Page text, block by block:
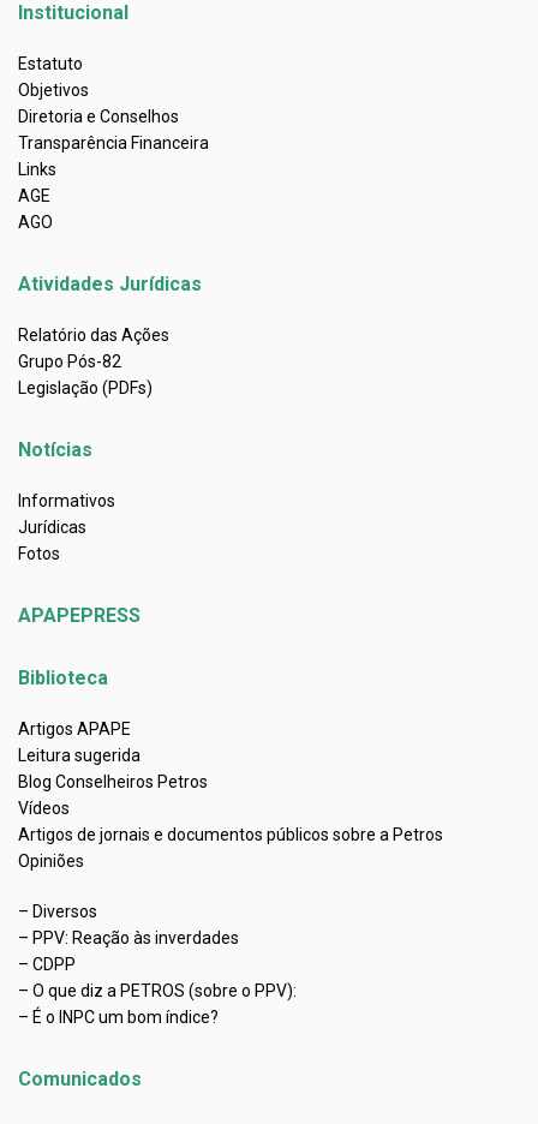
Institucional
Estatuto
Objetivos
Diretoria e Conselhos
Transparência Financeira
Links
AGE
AGO
Atividades Jurídicas
Relatório das Ações
Grupo Pós-82
Legislação (PDFs)
Notícias
Informativos
Jurídicas
Fotos
APAPEPRESS
Biblioteca
Artigos APAPE
Leitura sugerida
Blog Conselheiros Petros
Vídeos
Artigos de jornais e documentos públicos sobre a Petros
Opiniões
– Diversos
– PPV: Reação às inverdades
– CDPP
– O que diz a PETROS (sobre o PPV):
– É o INPC um bom índice?
Comunicados